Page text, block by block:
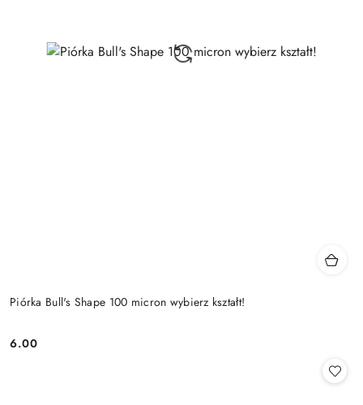
Piórka Bull's Shape 100 micron wybierz kształt!
Cena:
6.00